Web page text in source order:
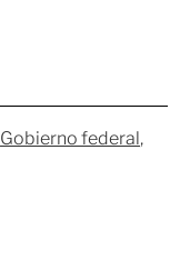
Gobierno federal